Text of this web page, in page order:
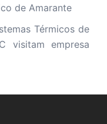
de Amarante
Térmicos de
visitam empresa